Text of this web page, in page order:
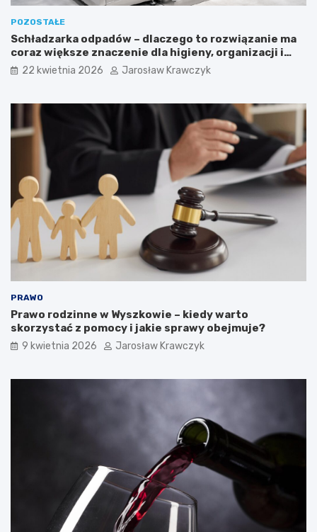
POZOSTAŁE
Schładzarka odpadów – dlaczego to rozwiązanie ma
coraz większe znaczenie dla higieny, organizacji i
wygody pracy?
22 kwietnia 2026 Jarosław Krawczyk
PRAWO
Prawo rodzinne w Wyszkowie – kiedy warto
skorzystać z pomocy i jakie sprawy obejmuje?
9 kwietnia 2026 Jarosław Krawczyk